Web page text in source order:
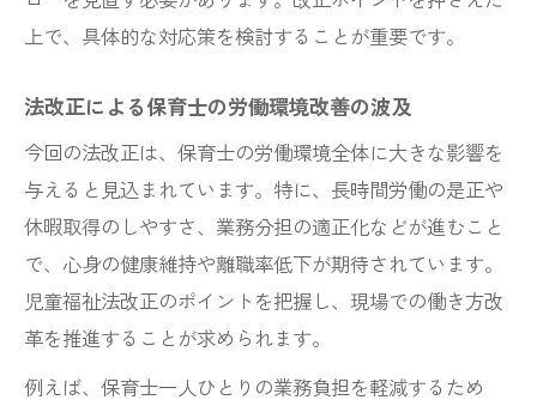
上で、具体的な対応策を検討することが重要です。
法改正による保育士の労働環境改善の波及
今回の法改正は、保育士の労働環境全体に大きな影響を
与えると見込まれています。特に、長時間労働の是正や
休暇取得のしやすさ、業務分担の適正化などが進むこと
で、心身の健康維持や離職率低下が期待されています。
児童福祉法改正のポイントを把握し、現場での働き方改
革を推進することが求められます。
例えば、保育士一人ひとりの業務負担を軽減するため